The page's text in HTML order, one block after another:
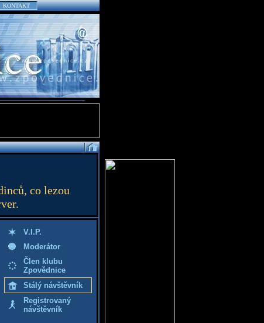
KONTAKT
co lezou
V.I.P.
Moderátor
Člen klubu
Zpovědnice
Stálý návštěvník
Registrovaný
návštěvník